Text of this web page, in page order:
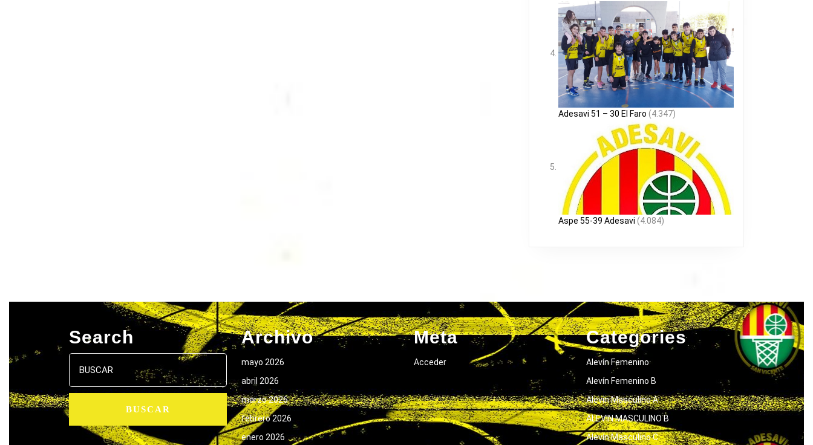
Adesavi 51 – 30 El Faro (4.347)
Aspe 55-39 Adesavi (4.084)
Search
Buscar:
Archivo
mayo 2026
abril 2026
marzo 2026
febrero 2026
enero 2026
Meta
Acceder
Categories
Alevín Femenino
Alevín Femenino B
Alevín Masculino A
ALEVIN MASCULINO B
Alevín Masculino C